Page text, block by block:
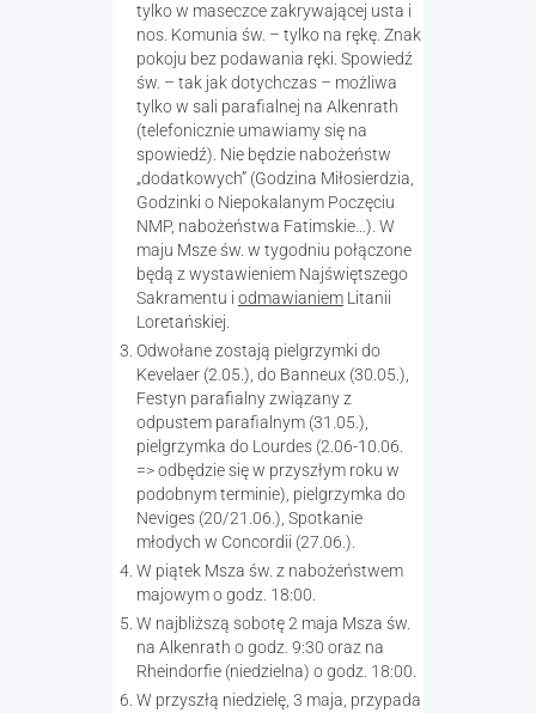
tylko w maseczce zakrywającej usta i
nos. Komunia św. – tylko na rękę. Znak
pokoju bez podawania ręki. Spowiedź
św. – tak jak dotychczas – możliwa
tylko w sali parafialnej na Alkenrath
(telefonicznie umawiamy się na
spowiedź). Nie będzie nabożeństw
„dodatkowych” (Godzina Miłosierdzia,
Godzinki o Niepokalanym Poczęciu
NMP, nabożeństwa Fatimskie…). W
maju Msze św. w tygodniu połączone
będą z wystawieniem Najświętszego
Sakramentu i odmawianiem Litanii
Loretańskiej.
Odwołane zostają pielgrzymki do
Kevelaer (2.05.), do Banneux (30.05.),
Festyn parafialny związany z
odpustem parafialnym (31.05.),
pielgrzymka do Lourdes (2.06-10.06.
=> odbędzie się w przyszłym roku w
podobnym terminie), pielgrzymka do
Neviges (20/21.06.), Spotkanie
młodych w Concordii (27.06.).
W piątek Msza św. z nabożeństwem
majowym o godz. 18:00.
W najbliższą sobotę 2 maja Msza św.
na Alkenrath o godz. 9:30 oraz na
Rheindorfie (niedzielna) o godz. 18:00.
W przyszłą niedzielę, 3 maja, przypada